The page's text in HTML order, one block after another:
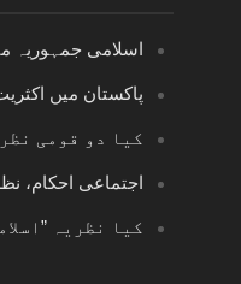
اسلامی جمہوریہ
پاکستان میں
کیا دو قومی
اجتماعی احکام،
کیا نظریہ